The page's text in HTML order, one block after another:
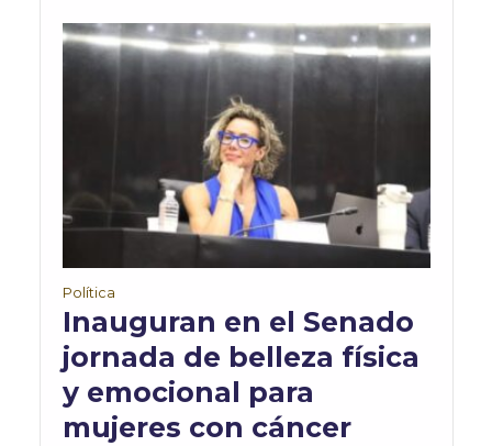
Política
Inauguran en el Senado
jornada de belleza física
y emocional para
mujeres con cáncer